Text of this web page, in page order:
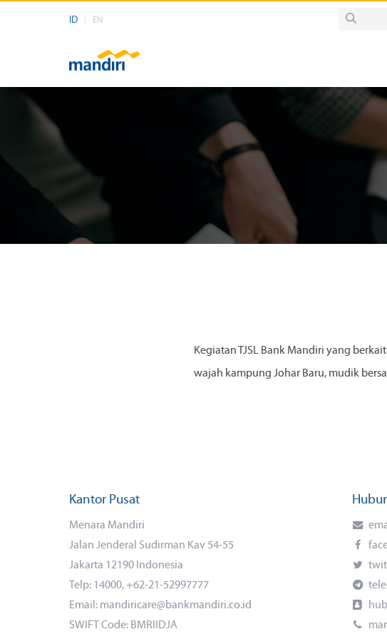
ID EN
Kegiatan TJSL Bank Mandiri yang
wajah kampung Johar Baru, mudik
Kantor Pusat
Menara Mandiri
Jalan Jenderal Sudirman Kav 54-55
Jakarta 12190 Indonesia
Telp: 14000, +62-21-52997777
Email: mandiricare@bankmandiri.co.id
SWIFT Code: BMRIIDJA